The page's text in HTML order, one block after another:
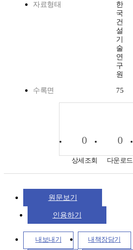
자료형태
한
국
건
설
기
술
연
구
원
수록면 75
0
상세조회
0
다운로드
원문보기
인용하기
내보내기 내책장담기